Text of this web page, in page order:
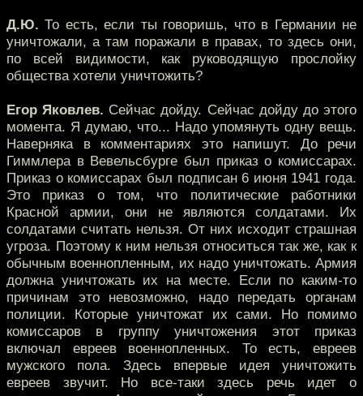
Д.Ю. То есть, если ты говоришь, что в Германии не
уничтожали, а там поражали в правах, то здесь они,
по всей видимости, как руководящую прослойку
общества хотели уничтожить?
Егор Яковлев. Сейчас дойду. Сейчас дойду до этого
момента. Я думаю, что... Надо упомянуть одну вещь.
Наверняка в комментариях это напишут. До речи
Гиммлера в Вевельсбурге был приказ о комиссарах.
Приказ о комиссарах был подписан 6 июня 1941 года.
Это приказ о том, что политические работники
Красной армии, они не являются солдатами. Их
солдатами считать нельзя. От них исходит страшная
угроза. Поэтому к ним нельзя относиться так же, как к
обычным военнопленным, их надо уничтожать. Армия
должна уничтожать их на месте. Если по каким-то
причинам это невозможно, надо передать органам
полиции. Которые уничтожат их сами. Но помимо
комиссаров в группу уничтожения этот приказ
включал евреев военнопленных. То есть, евреев
мужского пола. Здесь впервые идея уничтожить
евреев звучит. Но все-таки здесь речь идет о